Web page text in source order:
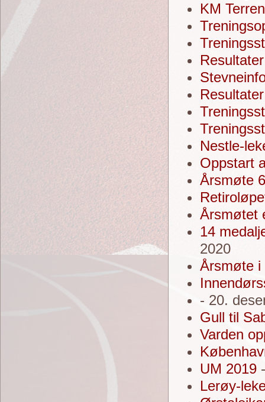
KM
Nestle-
Oppstart
Årsmøte
Årsmøtet
14
2020
Årsmøte i
- 20.
Gull til
Varden
UM 2019
Lerøy-